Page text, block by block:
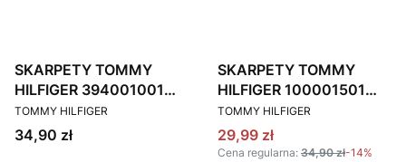
SKARPETY TOMMY
HILFIGER 394001001
BEŻOWO-GRANATOWE
PRODUCENT
TOMMY HILFIGER
Cena
34,90 zł
SKARPETY TOMMY
HILFIGER 100001501
CZARNE 2 PACK
PRODUCENT
TOMMY HILFIGER
Cena promocyjna
29,99 zł
Cena regularna: 34,90 zł-14%